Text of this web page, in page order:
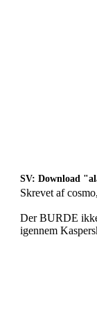
SV: Download
Skrevet af
Der BURDE
igennem